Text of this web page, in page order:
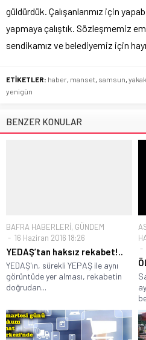
güldürdük. Çalışanlarımız için
yapmaya çalıştık. Sözleşmemiz
sendikamız ve belediyemiz için
ETİKETLER: haber manset samsun
yenigün
BENZER KONULAR
BAFRA HABERLERİ, GÜNDEM
16 Haziran 2016 18:26
YEDAŞ’tan haksız rekabet!..
YEDAŞ'ın, sürekli YEPAŞ ile aynı
görüntüde yer alması, rekabetin
doğrudan...